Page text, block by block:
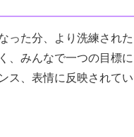
った分、より洗練された
、みんなで一つの目標に
ス、表情に反映されてい